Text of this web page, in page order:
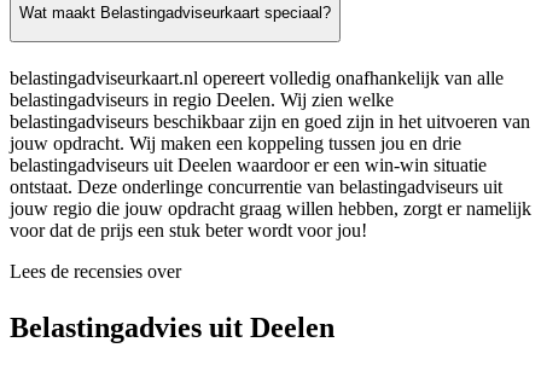
Wat maakt Belastingadviseurkaart speciaal?
belastingadviseurkaart.nl opereert volledig onafhankelijk van alle
belastingadviseurs in regio Deelen. Wij zien welke
belastingadviseurs beschikbaar zijn en goed zijn in het uitvoeren van
jouw opdracht. Wij maken een koppeling tussen jou en drie
belastingadviseurs uit Deelen waardoor er een win-win situatie
ontstaat. Deze onderlinge concurrentie van belastingadviseurs uit
jouw regio die jouw opdracht graag willen hebben, zorgt er namelijk
voor dat de prijs een stuk beter wordt voor jou!
Lees de recensies over
Belastingadvies uit Deelen